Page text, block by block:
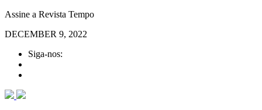
Assine a Revista Tempo
DECEMBER 9, 2022
Siga-nos: